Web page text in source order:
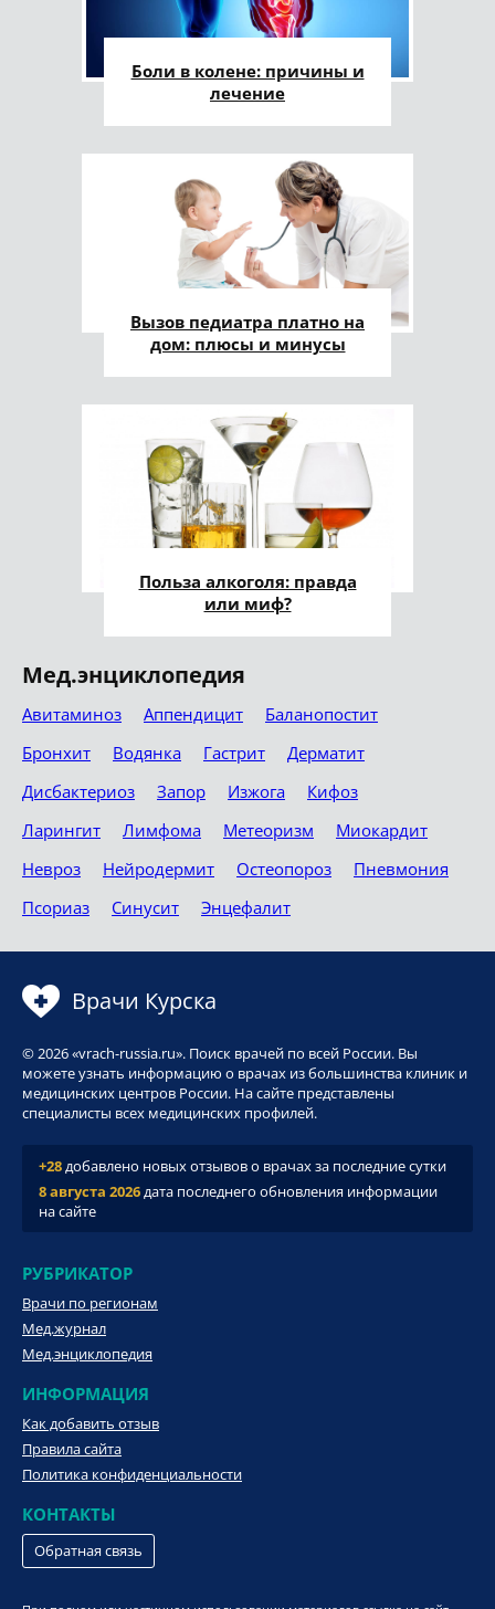
Боли в колене: причины и
лечение
Вызов педиатра платно на
дом: плюсы и минусы
Польза алкоголя: правда
или миф?
Мед.энциклопедия
Авитаминоз Аппендицит
Баланопостит
Бронхит
Водянка Гастрит
Дерматит
Дисбактериоз
Запор Изжога
Кифоз
Ларингит
Лимфома Метеоризм
Миокардит
Невроз
Нейродермит Остеопороз
Пневмония
Псориаз
Синусит Энцефалит
Врачи Курска
© 2026 «vrach-russia.ru». Поиск врачей по всей России. Вы
можете узнать информацию о врачах из большинства клиник и
медицинских центров России. На сайте представлены
специалисты всех медицинских профилей.
+28добавлено новых отзывов о врачах за последние сутки
8 августа 2026дата последнего обновления информации
на сайте
РУБРИКАТОР
Врачи по регионам
Мед.журнал
Мед.энциклопедия
ИНФОРМАЦИЯ
Как добавить отзыв
Правила сайта
Политика конфиденциальности
КОНТАКТЫ
Обратная связь